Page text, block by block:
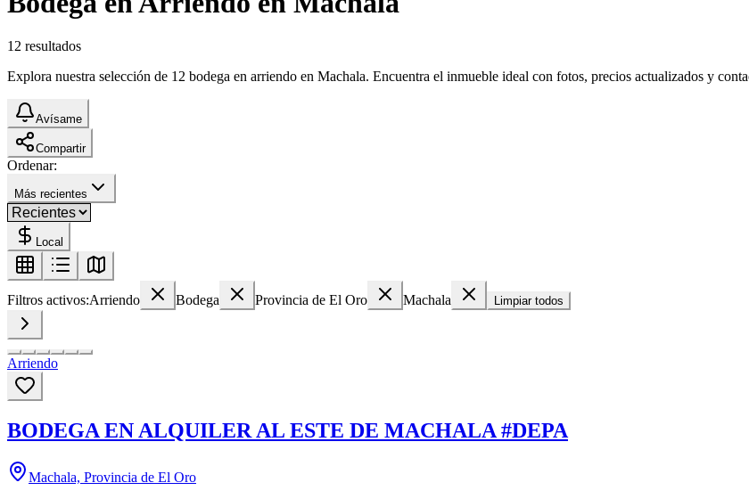
12 resultados
Explora nuestra selección de 12 bodega en arriendo en Machala. Encuentra el inmueble ideal con fotos, precios actualizados y
Avísame
Compartir
Ordenar:
Más recientes
Local
Filtros activos:Arriendo Bodega Provincia de El Oro Machala Limpiar todos
Arriendo
BODEGA EN ALQUILER AL ESTE DE MACHALA #DEPA
Machala, Provincia de El Oro